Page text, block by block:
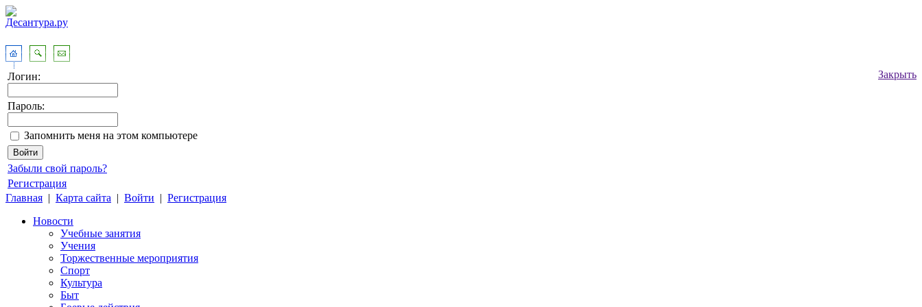
Закрыть
Логин:
Пароль:
Запомнить меня на этом компьютере
Забыли свой пароль?
Регистрация
Главная | Карта сайта | Войти | Регистрация
Новости
Учебные занятия
Учения
Торжественные мероприятия
Спорт
Культура
Быт